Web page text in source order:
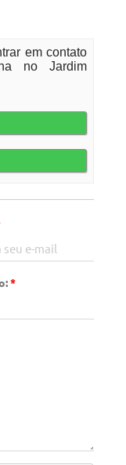
em contato
no Jardim
*